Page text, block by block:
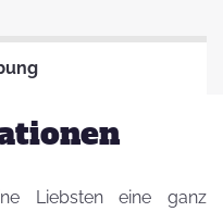
Liebsten eine ganz